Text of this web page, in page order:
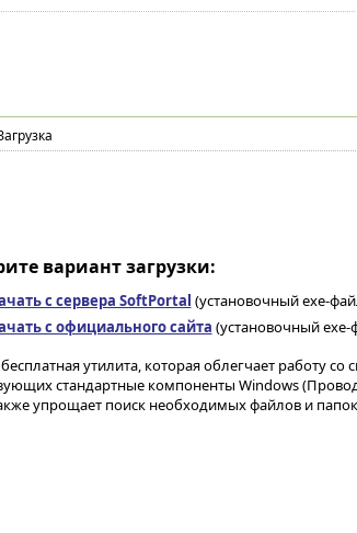
вариант загрузки:
с сервера SoftPortal (установочный exe-
с официального сайта (установочный exe-
утилита, которая облегчает работу
стандартные компоненты Windows
упрощает поиск необходимых файлов и